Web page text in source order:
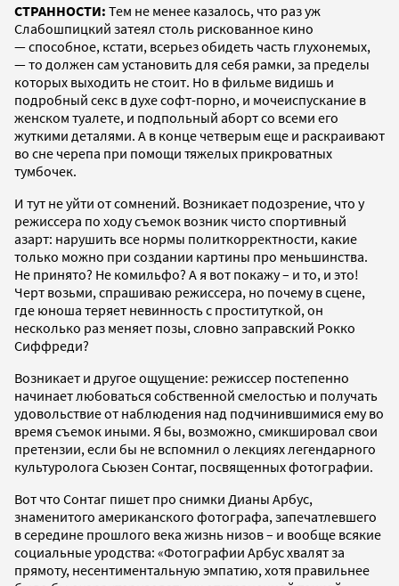
СТРАННОСТИ: Тем не менее казалось, что раз уж
Слабошпицкий затеял столь рискованное кино
— способное, кстати, всерьез обидеть часть глухонемых,
— то должен сам установить для себя рамки, за пределы
которых выходить не стоит. Но в фильме видишь и
подробный секс в духе софт-порно, и мочеиспускание в
женском туалете, и подпольный аборт со всеми его
жуткими деталями. А в конце четверым еще и раскраивают
во сне черепа при помощи тяжелых прикроватных
тумбочек.
И тут не уйти от сомнений. Возникает подозрение, что у
режиссера по ходу съемок возник чисто спортивный
азарт: нарушить все нормы политкорректности, какие
только можно при создании картины про меньшинства.
Не принято? Не комильфо? А я вот покажу – и то, и это!
Черт возьми, спрашиваю режиссера, но почему в сцене,
где юноша теряет невинность с проституткой, он
несколько раз меняет позы, словно заправский Рокко
Сиффреди?
Возникает и другое ощущение: режиссер постепенно
начинает любоваться собственной смелостью и получать
удовольствие от наблюдения над подчинившимися ему во
время съемок иными. Я бы, возможно, смикшировал свои
претензии, если бы не вспомнил о лекциях легендарного
культуролога Сьюзен Сонтаг, посвященных фотографии.
Вот что Сонтаг пишет про снимки Дианы Арбус,
знаменитого американского фотографа, запечатлевшего
в середине прошлого века жизнь низов – и вообще всякие
социальные уродства: «Фотографии Арбус хвалят за
прямоту, несентиментальную эмпатию, хотя правильнее